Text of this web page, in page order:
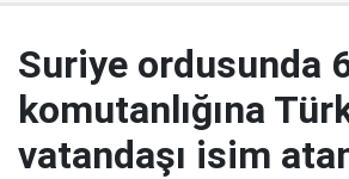
Suriye ordusunda
komutanlığına
vatandaşı isim